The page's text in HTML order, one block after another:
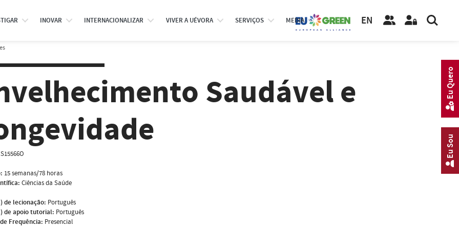
INOVAR INTERNACIONALIZAR VIVER A UÉVORA SERVIÇOS MEDIA EN
Saudável e
15 semanas/78 horas
Ciências da Saúde
de lecionação: Português
de apoio tutorial: Português
Frequência: Presencial
Eu Sou
Eu Quero